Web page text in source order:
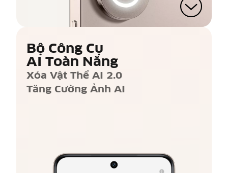
Bộ Công Cụ
AI Toàn Năng
Xóa Vật Thể AI 2.0
Tăng Cường Ảnh AI